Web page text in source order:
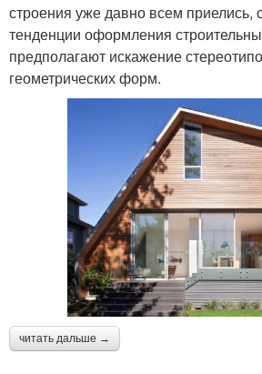
строения уже давно всем
тенденции оформления
предполагают искажение
геометрических форм.
читать дальше →